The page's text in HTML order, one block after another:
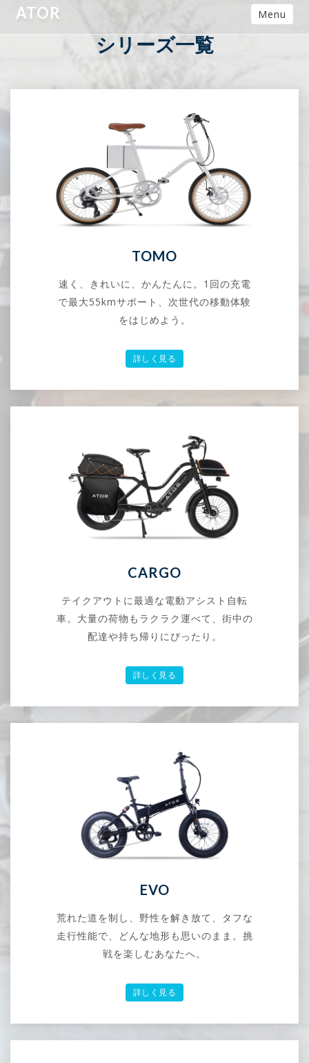
ATOR Menu
詳しく見る
シリーズ一覧
TOMO
速く、きれいに、かんたんに。1回の充電
で最大55kmサポート、次世代の移動体験
をはじめよう。
詳しく見る
CARGO
テイクアウトに最適な電動アシスト自転
車。大量の荷物もラクラク運べて、街中の
配達や持ち帰りにぴったり。
詳しく見る
EVO
荒れた道を制し、野性を解き放て、タフな
走行性能で、どんな地形も思いのまま。挑
戦を楽しむあなたへ。
詳しく見る